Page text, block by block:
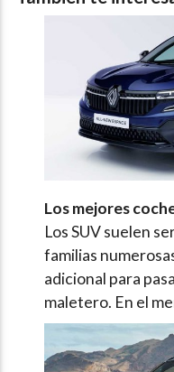
Los mejores
Los SUV suelen
familias
adicional para
maletero. En el